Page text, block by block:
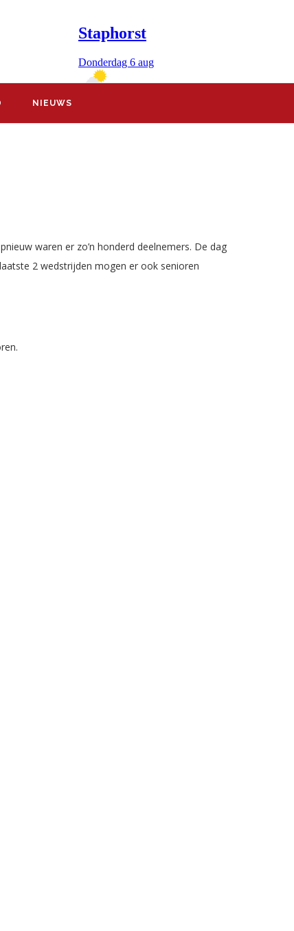
NIEUWS
waren er zo’n honderd deelnemers. De dag
2 wedstrijden mogen er ook senioren